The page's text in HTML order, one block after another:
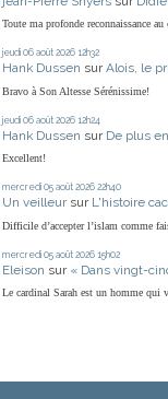
Toute ma profonde reconnaissance
jeudi 06 août 2026 12h32
Hank Dussen sur Alois, le
Bravo à Son Altesse Sérénissime!
jeudi 06 août 2026 12h24
Hank Dussen sur De plus
Excellent!
mercredi 05 août 2026 22h40
Un veilleur sur L'histoire
Difficile d’accepter l’islam comme
mercredi 05 août 2026 15h02
Eleison sur « Dans vingt-
Le cardinal Sarah est un homme qui